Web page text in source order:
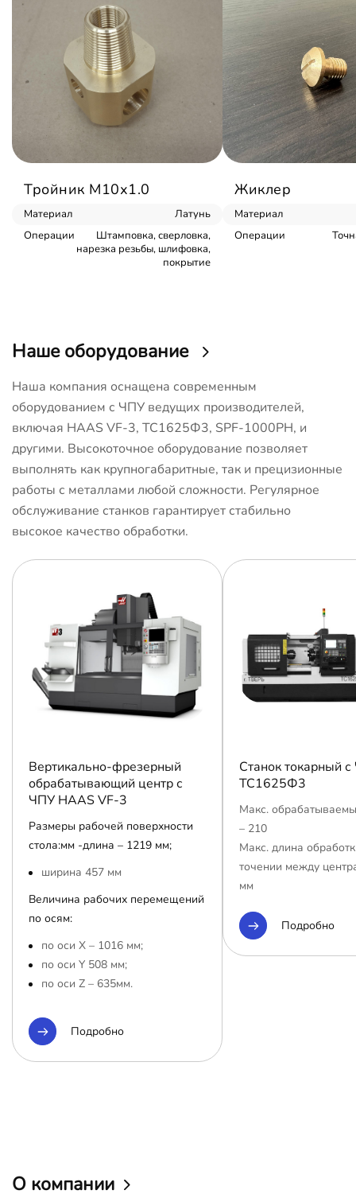
Тройник М10х1.0
Материал
Латунь
Операции
Штамповка, сверловка,
нарезка резьбы, шлифовка,
покрытие
Жиклер
Материал
Операции
Наше оборудование
Наша компания оснащена современным
оборудованием с ЧПУ ведущих производителей,
включая HAAS VF-3, ТС1625Ф3, SPF-1000PH, и
другими. Высокоточное оборудование позволяет
выполнять как крупногабаритные, так и прецизионные
работы с металлами любой сложности. Регулярное
обслуживание станков гарантирует стабильно
высокое качество обработки.
Вертикально-фрезерный
обрабатывающий центр с
ЧПУ HAAS VF-3
Размеры рабочей поверхности
стола:мм -длина – 1219 мм;
ширина 457 мм
Величина рабочих перемещений
по осям:
по оси Х – 1016 мм;
по оси Y 508 мм;
по оси Z – 635мм.
Подробно
Станок токарный
ТС1625Ф3
Макс.
– 210
Макс. длина
точении между
мм
Подробно
О компании